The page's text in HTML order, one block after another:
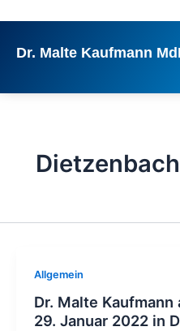
springen
Dr. Malte Kaufmann
Dietzenbach
Allgemein
Dr. Malte
29. Januar 2022 in